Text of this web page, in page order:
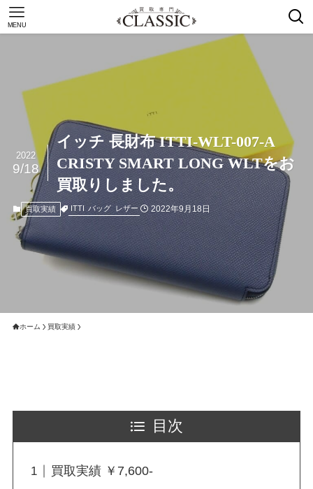
MENU
イッチ 長財布 ITTI-WLT-007-A
CRISTY SMART LONG WLTをお
買取りしました。
2022
9/18
買取実績 ITTI バッグ レザー 2022年9月18日
ホーム 買取実績
目次
買取実績 ￥7,600-